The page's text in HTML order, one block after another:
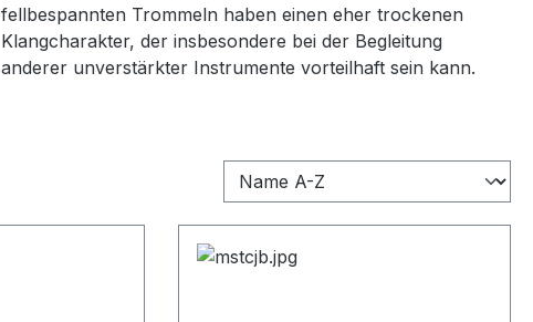
fellbespannten Trommeln haben einen eher trockenen
Klangcharakter, der insbesondere bei der Begleitung
anderer unverstärkter Instrumente vorteilhaft sein kann.